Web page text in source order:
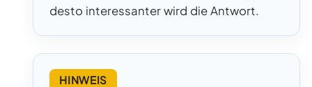
desto interessanter wird die Antwort.
HINWEIS